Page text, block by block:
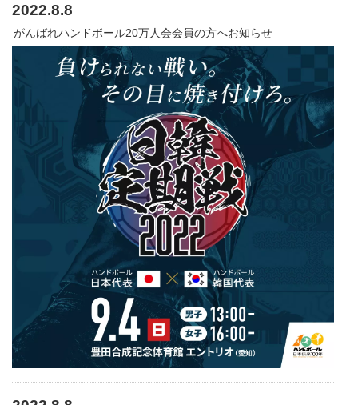
2022.8.8
がんばれハンドボール20万人会会員の方へお知らせ